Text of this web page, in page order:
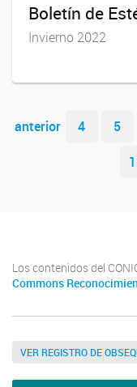
Boletín de
Invierno 2022
Navegador de
anterior 4 5
Los contenidos del
Commons
VER REGISTRO DE